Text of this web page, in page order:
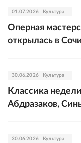
01.07.2026 Культура
Оперная
открылась в Сочи
30.06.2026 Культура
Классика
Абдразаков,
30.06.2026 Культура